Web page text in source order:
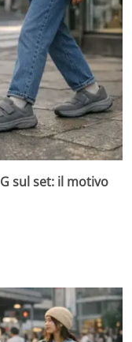
sul set: il motivo